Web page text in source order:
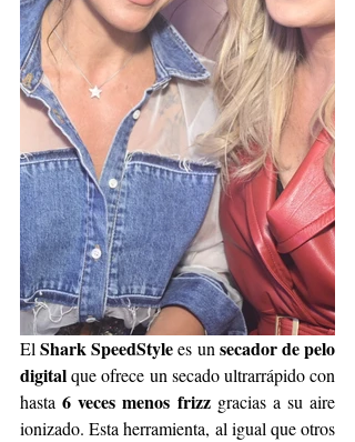
El Shark SpeedStyle es un secador de pelo
digital que ofrece un secado ultrarrápido con
hasta 6 veces menos frizz gracias a su aire
ionizado. Esta herramienta, al igual que otros